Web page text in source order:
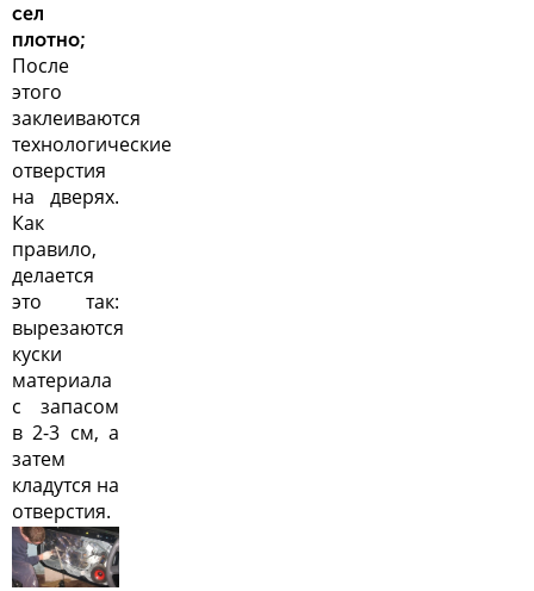
сел
плотно;
После
этого
заклеиваются
технологические
отверстия
на дверях.
Как
правило,
делается
это так:
вырезаются
куски
материала
с запасом
в 2-3 см, а
затем
кладутся на
отверстия.